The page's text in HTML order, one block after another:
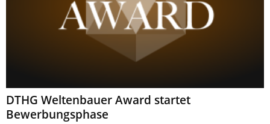
DTHG Weltenbauer Award startet
Bewerbungsphase